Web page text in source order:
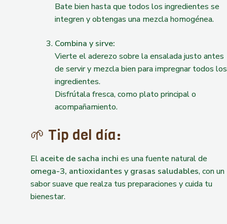
Bate bien hasta que todos los ingredientes se
integren y obtengas una mezcla homogénea.
Combina y sirve:
Vierte el aderezo sobre la ensalada justo antes
de servir y mezcla bien para impregnar todos los
ingredientes.
Disfrútala fresca, como plato principal o
acompañamiento.
🌱 Tip del día:
El aceite de sacha inchi es una fuente natural de
omega-3, antioxidantes y grasas saludables, con un
sabor suave que realza tus preparaciones y cuida tu
bienestar.